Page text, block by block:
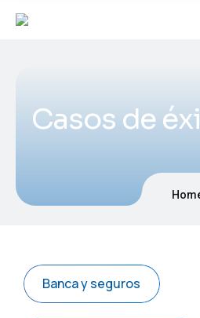
Casos de
Banca y seguros